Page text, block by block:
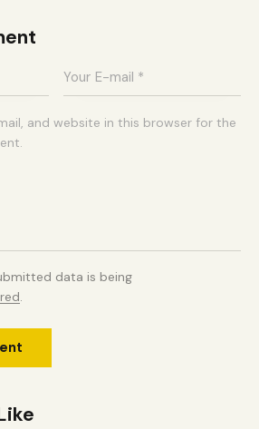
and website in this browser for the
data is being
.